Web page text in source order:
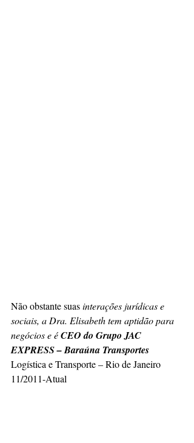
Não obstante suas interações jurídicas e
sociais, a Dra. Elisabeth tem aptidão para
negócios e é CEO do Grupo JAC
EXPRESS – Baraúna Transportes
Logística e Transporte – Rio de Janeiro
11/2011-Atual